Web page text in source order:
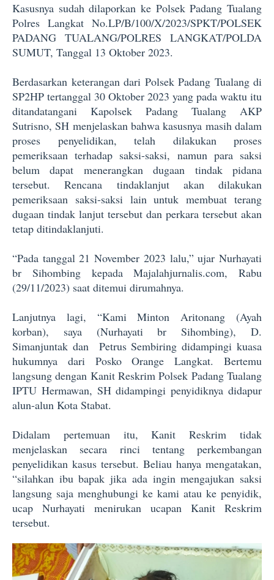
Kasusnya sudah dilaporkan ke Polsek Padang Tualang
Polres Langkat No.LP/B/100/X/2023/SPKT/POLSEK
PADANG TUALANG/POLRES LANGKAT/POLDA
SUMUT, Tanggal 13 Oktober 2023.
Berdasarkan keterangan dari Polsek Padang Tualang di
SP2HP tertanggal 30 Oktober 2023 yang pada waktu itu
ditandatangani Kapolsek Padang Tualang AKP
Sutrisno, SH menjelaskan bahwa kasusnya masih dalam
proses penyelidikan, telah dilakukan proses
pemeriksaan terhadap saksi-saksi, namun para saksi
belum dapat menerangkan dugaan tindak pidana
tersebut. Rencana tindaklanjut akan dilakukan
pemeriksaan saksi-saksi lain untuk membuat terang
dugaan tindak lanjut tersebut dan perkara tersebut akan
tetap ditindaklanjuti.
“Pada tanggal 21 November 2023 lalu,” ujar Nurhayati
br Sihombing kepada Majalahjurnalis.com, Rabu
(29/11/2023) saat ditemui dirumahnya.
Lanjutnya lagi, “Kami Minton Aritonang (Ayah
korban), saya (Nurhayati br Sihombing), D.
Simanjuntak dan Petrus Sembiring didampingi kuasa
hukumnya dari Posko Orange Langkat. Bertemu
langsung dengan Kanit Reskrim Polsek Padang Tualang
IPTU Hermawan, SH didampingi penyidiknya didapur
alun-alun Kota Stabat.
Didalam pertemuan itu, Kanit Reskrim tidak
menjelaskan secara rinci tentang perkembangan
penyelidikan kasus tersebut. Beliau hanya mengatakan,
“silahkan ibu bapak jika ada ingin mengajukan saksi
langsung saja menghubungi ke kami atau ke penyidik,
ucap Nurhayati menirukan ucapan Kanit Reskrim
tersebut.